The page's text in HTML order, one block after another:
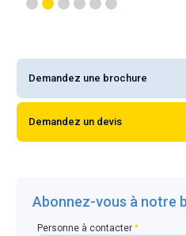
Demandez une brochure
Demandez un devis
Abonnez-vous à notre
Personne à contacter*